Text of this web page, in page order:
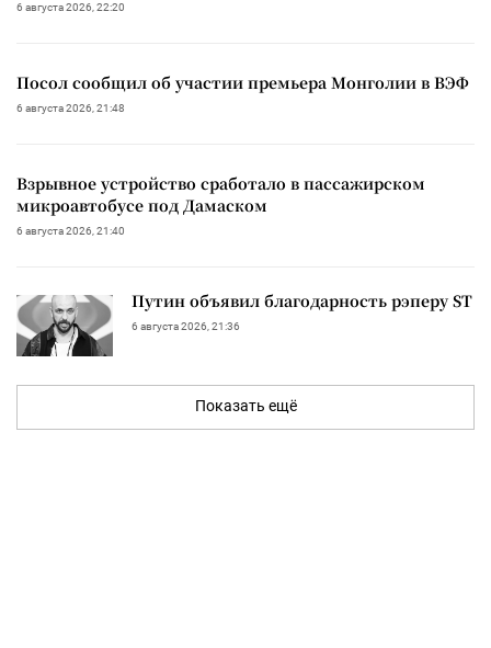
6 августа 2026, 22:20
Посол сообщил об участии премьера Монголии в ВЭФ
6 августа 2026, 21:48
Взрывное устройство сработало в пассажирском
микроавтобусе под Дамаском
6 августа 2026, 21:40
Путин объявил благодарность рэперу ST
6 августа 2026, 21:36
Показать ещё